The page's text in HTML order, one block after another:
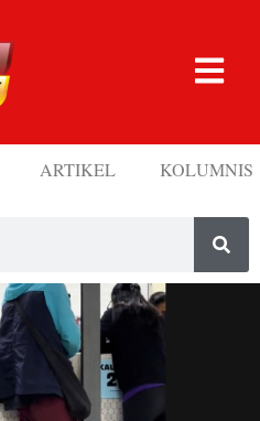
ARTIKEL KOLUMNIS